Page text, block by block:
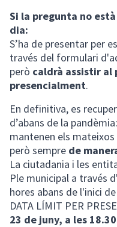
Si la pregunta no
dia:
S’ha de presentar per
través del formulari
però caldrà assistir al
presencialment.
En definitiva, es
d’abans de la
mantenen els
però sempre de
La ciutadania i les
Ple municipal a través
hores abans de l'inici
DATA LÍMIT PER
23 de juny, a les